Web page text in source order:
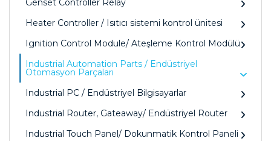
Heater Controller / Isıtıcı sistemi kontrol ünitesi
Ignition Control Module/ Ateşleme Kontrol Modülü
Industrial Automation Parts / Endüstriyel
Otomasyon Parçaları
Industrial PC / Endüstriyel Bilgisayarlar
Industrial Router, Gateaway/ Endüstriyel Router
Industrial Touch Panel/ Dokunmatik Kontrol Paneli